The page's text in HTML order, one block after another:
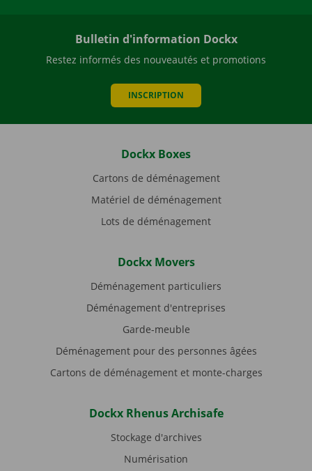
Bulletin d'information Dockx
Restez informés des nouveautés et promotions
INSCRIPTION
Dockx Boxes
Cartons de déménagement
Matériel de déménagement
Lots de déménagement
Dockx Movers
Déménagement particuliers
Déménagement d'entreprises
Garde-meuble
Déménagement pour des personnes âgées
Cartons de déménagement et monte-charges
Dockx Rhenus Archisafe
Stockage d'archives
Numérisation